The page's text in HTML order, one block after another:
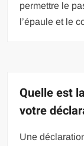
permettre le
l’épaule et le
Quelle est
votre
Une